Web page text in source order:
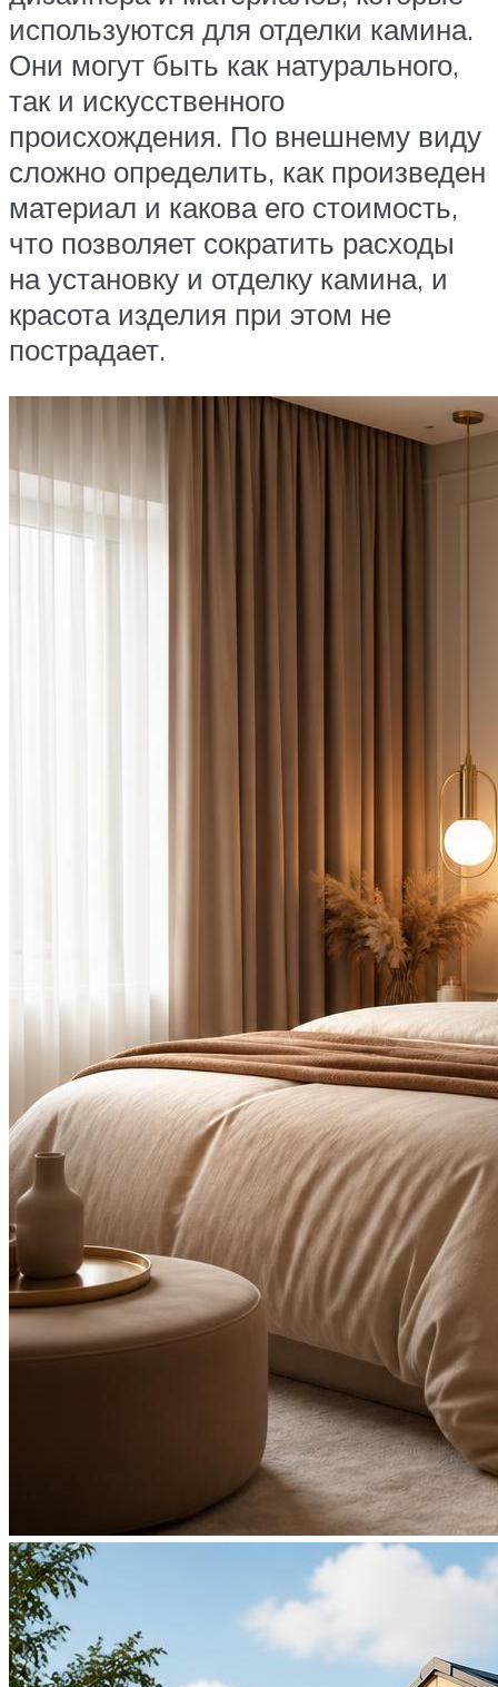
используются для отделки камина.
Они могут быть как натурального,
так и искусственного
происхождения. По внешнему виду
сложно определить, как произведен
материал и какова его стоимость,
что позволяет сократить расходы
на установку и отделку камина, и
красота изделия при этом не
пострадает.